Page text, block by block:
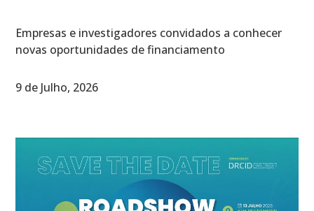
Empresas e investigadores convidados a conhecer
novas oportunidades de financiamento
9 de Julho, 2026